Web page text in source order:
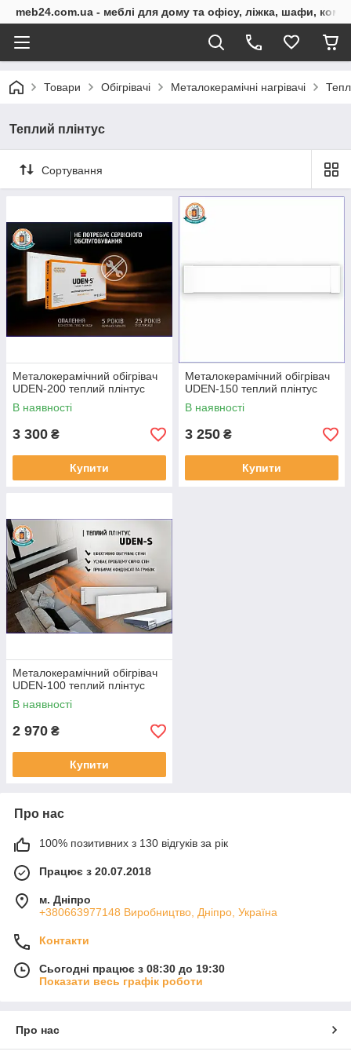
meb24.com.ua - меблі для дому та офісу, ліжка, шафи,
Товари Обігрівачі Металокерамічні нагрівачі
Теплий плінтус
Сортування
Металокерамічний обігрівач
UDEN-200 теплий плінтус
В наявності
3 300 ₴
Купити
Металокерамічний обігрівач
UDEN-150 теплий плінтус
В наявності
3 250 ₴
Купити
Металокерамічний обігрівач
UDEN-100 теплий плінтус
В наявності
2 970 ₴
Купити
Про нас
100% позитивних з 130 відгуків за рік
Працює з 20.07.2018
м. Дніпро
+380663977148 Виробництво, Дніпро, Україна
Контакти
Сьогодні працює з 08:30 до 19:30
Показати весь графік роботи
Про нас